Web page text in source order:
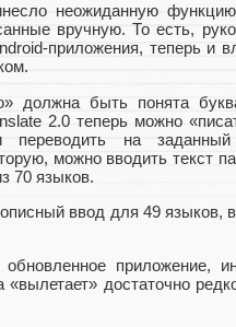
неожиданную
вручную. То есть,
приложения, теперь и
должна быть понята
2.0 теперь можно
и переводить на
можно вводить текст
70 языков.
ввод для 49 языков,
приложение,
«вылетает» достаточно